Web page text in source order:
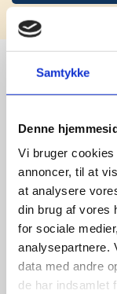
Samtykke
Denne
Vi bruger
annoncer, til at
at analysere
din brug af vores
for sociale
analysepartnere.
data med andre
de har indsamlet
For